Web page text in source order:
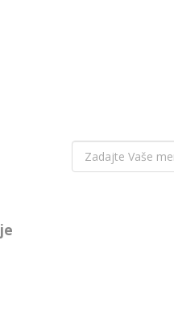
Vaše
meno: